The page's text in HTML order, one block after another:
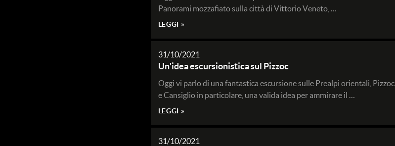
Panorami mozzafiato sulla città di Vittorio Veneto, …
LEGGI »
31/10/2021
Un'idea escursionistica sul Pizzoc
Oggi vi parlo di una fantastica escursione sulle Prealpi orientali, Pizzoc
e Cansiglio in particolare, una valida idea per ammirare il …
LEGGI »
31/10/2021